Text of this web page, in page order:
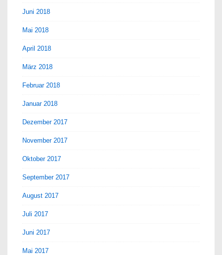
Juni 2018
Mai 2018
April 2018
März 2018
Februar 2018
Januar 2018
Dezember 2017
November 2017
Oktober 2017
September 2017
August 2017
Juli 2017
Juni 2017
Mai 2017